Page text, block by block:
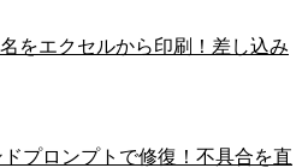
をエクセルから印刷！差し込み
プロンプトで修復！不具合を直